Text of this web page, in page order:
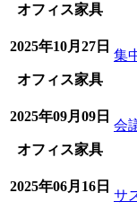
オフィス家具
2025年10月27日
オフィス家具
集
2025年09月09日
オフィス家具
会
2025年06月16日
サ